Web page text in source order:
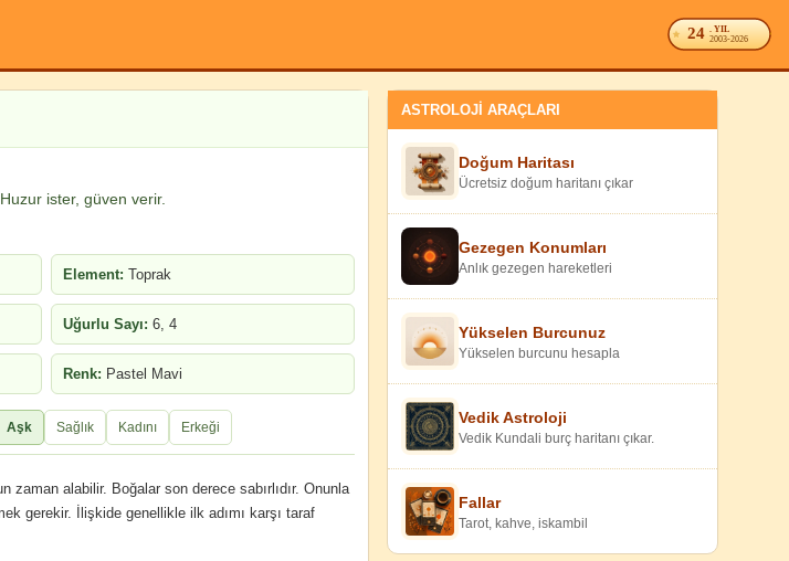
24 . YIL
2003-2026
ister, güven verir.
Element: Toprak
Uğurlu Sayı: 6, 4
Renk: Pastel Mavi
Aşk Sağlık Kadını Erkeği
zaman alabilir. Boğalar son derece sabırlıdır. Onunla
gerekir. İlişkide genellikle ilk adımı karşı taraf
ASTROLOJİ ARAÇLARI
Doğum Haritası
Ücretsiz doğum haritanı çıkar
Gezegen Konumları
Anlık gezegen hareketleri
Yükselen Burcunuz
Yükselen burcunu hesapla
Vedik Astroloji
Vedik Kundali burç haritanı çıkar.
Fallar
Tarot, kahve, iskambil